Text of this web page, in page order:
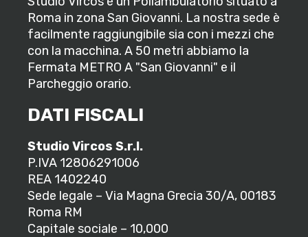
Roma in zona San Giovanni. La nostra sede è
facilmente raggiungibile sia con i mezzi che
con la macchina. A 50 metri abbiamo la
Fermata METRO A "San Giovanni" e il
Parcheggio orario.
DATI FISCALI
Studio Vircos S.r.l.
P.IVA 12806291006
REA 1402240
Sede legale – Via Magna Grecia 30/A, 00183
Roma RM
Capitale sociale – 10,000